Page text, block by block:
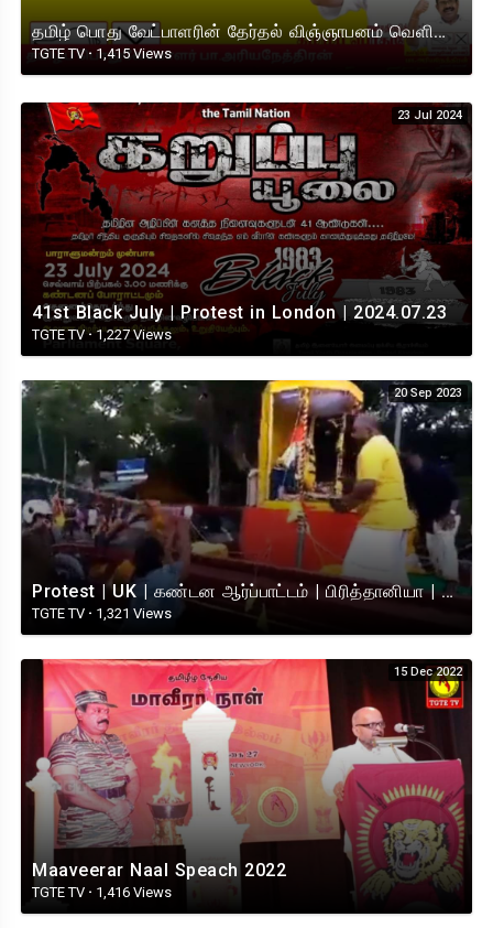
தமிழ் பொது வேட்பாளரின் தேர்தல் விஞ்ஞாபனம் வெளியானது| TAMIL GENERAL CANDIDATE | ELECTION | JAFFNA |
TGTE TV · 1,415 Views
23 Jul 2024
41st Black July | Protest in London | 2024.07.23
TGTE TV· 1,227 Views
20 Sep 2023
Protest | UK | கண்டன ஆர்ப்பாட்டம் | பிரித்தானியா | 20.09.2023
TGTE TV · 1,321 Views
15 Dec 2022
Maaveerar Naal Speach 2022
TGTE TV · 1,416 Views